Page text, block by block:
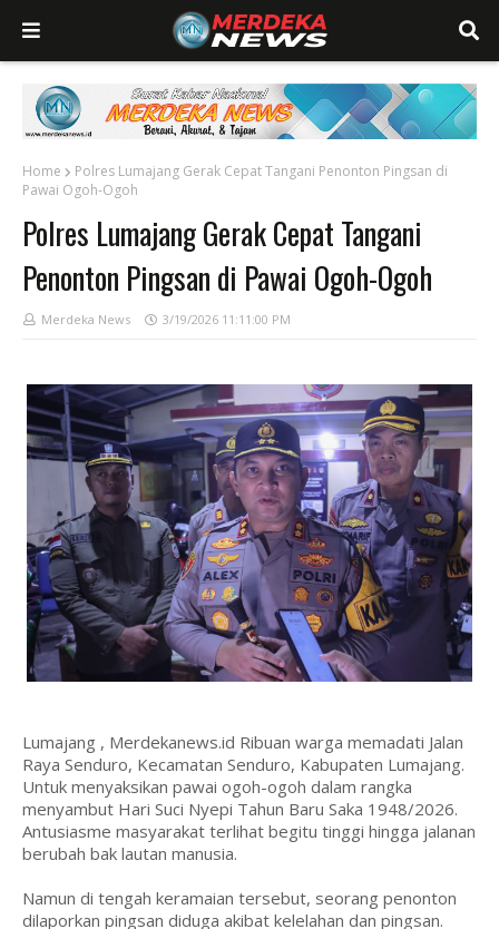
Home
Polres Lumajang Gerak Cepat Tangani Penonton Pingsan di
Pawai Ogoh-Ogoh
Polres Lumajang Gerak Cepat Tangani
Penonton Pingsan di Pawai Ogoh-Ogoh
Merdeka News 3/19/2026 11:11:00 PM
Lumajang , Merdekanews.id Ribuan warga memadati Jalan
Raya Senduro, Kecamatan Senduro, Kabupaten Lumajang.
Untuk menyaksikan pawai ogoh-ogoh dalam rangka
menyambut Hari Suci Nyepi Tahun Baru Saka 1948/2026.
Antusiasme masyarakat terlihat begitu tinggi hingga jalanan
berubah bak lautan manusia.
Namun di tengah keramaian tersebut, seorang penonton
dilaporkan pingsan diduga akibat kelelahan dan pingsan.